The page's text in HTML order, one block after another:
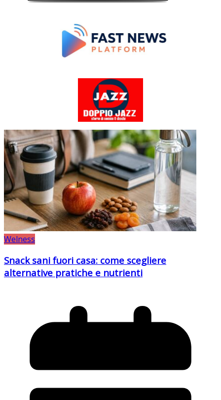
Welness
Snack sani fuori casa: come scegliere
alternative pratiche e nutrienti